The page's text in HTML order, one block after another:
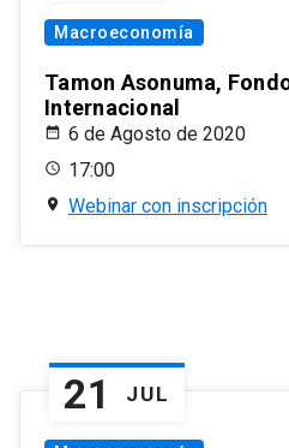
Macroeconomía
Tamon Asonuma,
Internacional
6 de Agosto de 2020
17:00
Webinar con inscripción
21 JUL